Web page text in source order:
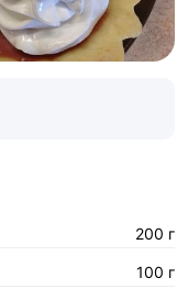
200 г
100 г